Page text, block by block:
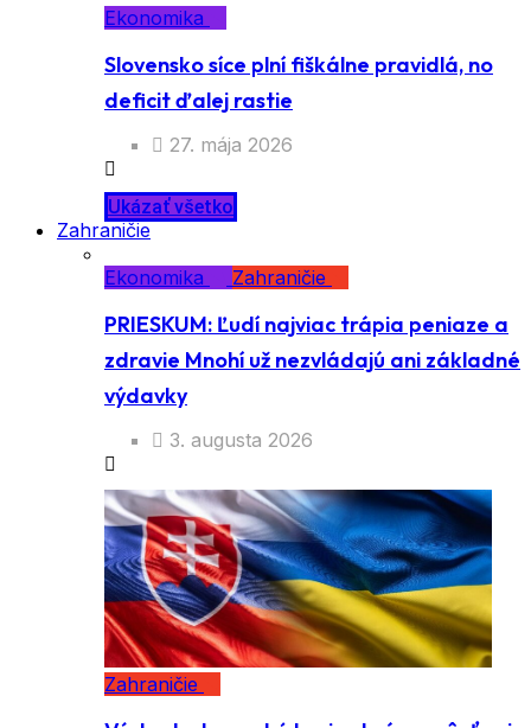
Ekonomika
Slovensko síce plní fiškálne pravidlá, no
deficit ďalej rastie
27. mája 2026
Ukázať všetko
Zahraničie
Ekonomika
Zahraničie
PRIESKUM: Ľudí najviac trápia peniaze a
zdravie Mnohí už nezvládajú ani základné
výdavky
3. augusta 2026
Zahraničie